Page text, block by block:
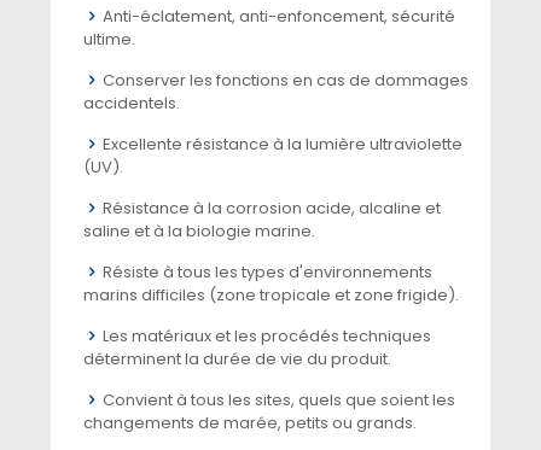
Anti-éclatement, anti-enfoncement, sécurité
ultime.
Conserver les fonctions en cas de dommages
accidentels.
Excellente résistance à la lumière ultraviolette
(UV).
Résistance à la corrosion acide, alcaline et
saline et à la biologie marine.
Résiste à tous les types d'environnements
marins difficiles (zone tropicale et zone frigide).
Les matériaux et les procédés techniques
déterminent la durée de vie du produit.
Convient à tous les sites, quels que soient les
changements de marée, petits ou grands.